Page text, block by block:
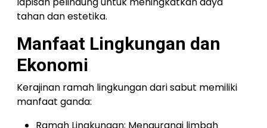
tahan dan estetika.
Manfaat Lingkungan dan
Ekonomi
Kerajinan ramah lingkungan dari sabut memiliki
manfaat ganda: